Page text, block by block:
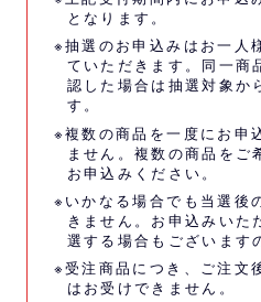
となります。
※抽選のお申込みはお一人
ていただきます。同一商
認した場合は抽選対象か
す。
※複数の商品を一度にお申
ません。複数の商品をご
お申込みください。
※いかなる場合でも当選後
きません。お申込みいた
選する場合もございます
※受注商品につき、ご注文
はお受けできません。